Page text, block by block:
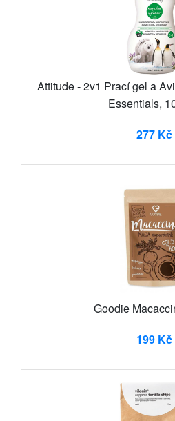
Attitude - 2v1 Prací gel a
Essentials,
277 Kč
Goodie
199 Kč